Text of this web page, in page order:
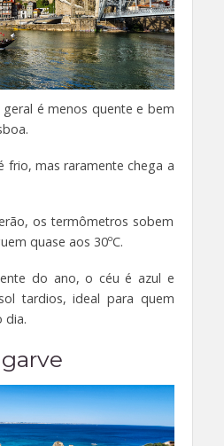
é menos quente e bem
frio, mas raramente chega a
os termômetros sobem
quase aos 30ºC.
do ano, o céu é azul e
tardios, ideal para quem
dia.